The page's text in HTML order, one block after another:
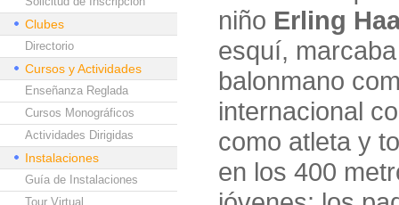
Clubes
Directorio
Cursos y Actividades
Enseñanza Reglada
Cursos Monográficos
Actividades Dirigidas
Instalaciones
Guía de Instalaciones
Tour Virtual
niño Erling
esquí,
balonmano
internacional
como atleta y
en los 400